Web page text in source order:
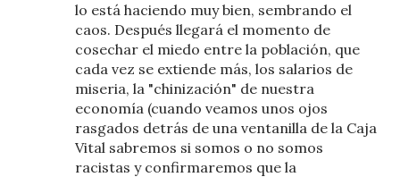
lo está haciendo muy bien, sembrando el
caos. Después llegará el momento de
cosechar el miedo entre la población, que
cada vez se extiende más, los salarios de
miseria, la "chinización" de nuestra
economía (cuando veamos unos ojos
rasgados detrás de una ventanilla de la Caja
Vital sabremos si somos o no somos
racistas y confirmaremos que la